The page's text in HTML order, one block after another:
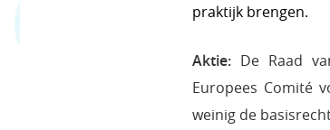
praktijk brengen.
Aktie: De Raad
Europees Comité
weinig de